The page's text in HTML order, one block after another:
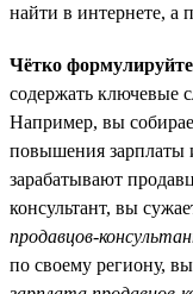
найти в интернете, а
Чётко
содержать ключевые
Например, вы
повышения зарплаты
зарабатывают
консультант, вы
продавцов-
по своему региону,